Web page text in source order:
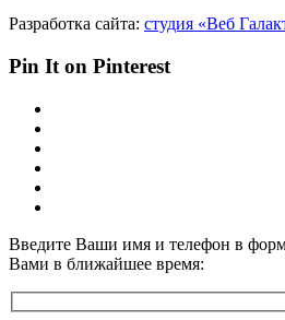
Разработка сайта: студия «Веб
Pin It on Pinterest
Введите Ваши имя и телефон в
Вами в ближайшее время: